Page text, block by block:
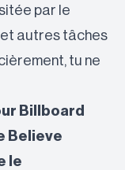
par le
autres tâches
tu ne
Billboard
Believe
le